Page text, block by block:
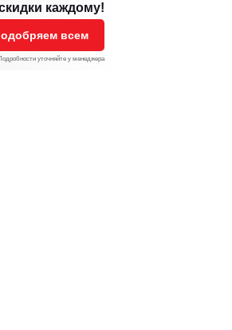
каждому!
одобряем всем
уточняйте у менеджера